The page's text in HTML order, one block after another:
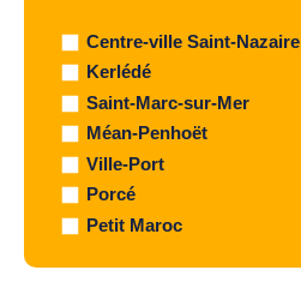
Centre-ville Saint-Nazaire
Kerlédé
Saint-Marc-sur-Mer
Méan-Penhoët
Ville-Port
Porcé
Petit Maroc